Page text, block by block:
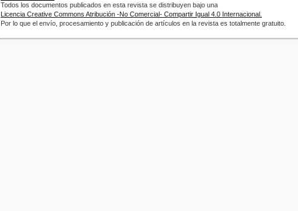
Todos los documentos publicados en esta revista se distribuyen bajo una
Licencia Creative Commons Atribución -No Comercial- Compartir Igual 4.0 Internacional.
Por lo que el envío, procesamiento y publicación de artículos en la revista es totalmente gratuito.